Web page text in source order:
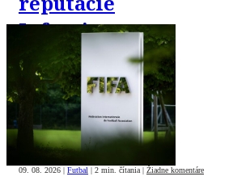
Infantina
09. 08. 2026 | Futbal | 2 min. čítania | Žiadne komentáre